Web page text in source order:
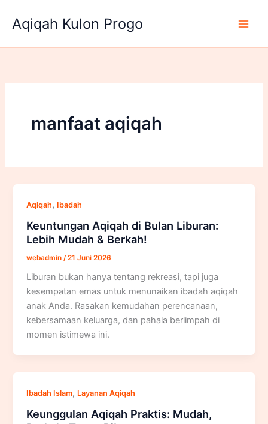
konten
Aqiqah Kulon Progo
manfaat aqiqah
Aqiqah, Ibadah
Keuntungan Aqiqah di Bulan Liburan:
Lebih Mudah & Berkah!
webadmin /21 Juni 2026
Liburan bukan hanya tentang rekreasi, tapi juga
kesempatan emas untuk menunaikan ibadah aqiqah
anak Anda. Rasakan kemudahan perencanaan,
kebersamaan keluarga, dan pahala berlimpah di
momen istimewa ini.
Ibadah Islam, Layanan Aqiqah
Keunggulan Aqiqah Praktis: Mudah,